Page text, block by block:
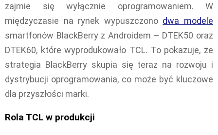
zajmie się wyłącznie oprogramowaniem. W
międzyczasie na rynek wypuszczono dwa modele
smartfonów BlackBerry z Androidem – DTEK50 oraz
DTEK60, które wyprodukowało TCL. To pokazuje, że
strategia BlackBerry skupia się teraz na rozwoju i
dystrybucji oprogramowania, co może być kluczowe
dla przyszłości marki.
Rola TCL w produkcji